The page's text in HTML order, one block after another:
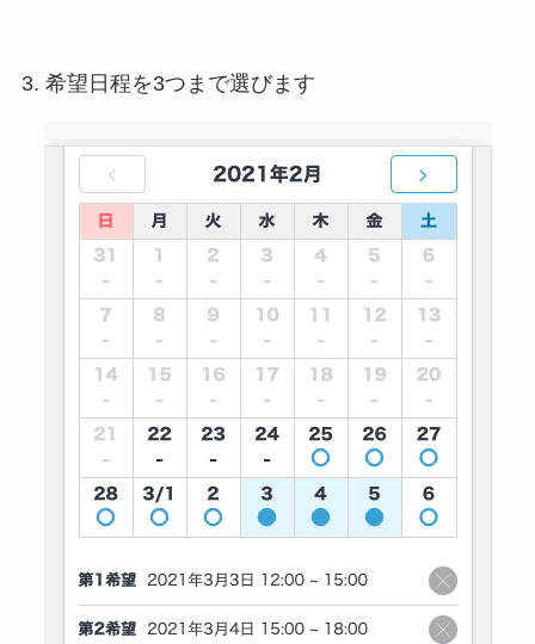
3. 希望日程を3つまで選びます